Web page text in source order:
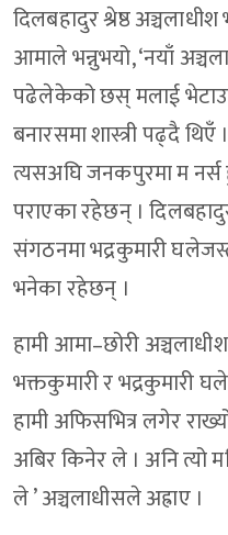
दिलबहादुर श्रेष्ठ
आमाले भन्नुभयो, ‘नयाँ
पढेलेकेको छस् मलाई
बनारसमा शास्त्री पढ्दै
त्यसअघि जनकपुरमा म
पराएका रहेछन् ।
संगठनमा भद्रकुमारी
भनेका रहेछन् ।
हामी आमा–छोरी
भक्तकुमारी र भद्रकुमारी
हामी अफिसभित्र लगेर
अबिर किनेर ले । अनि त्यो
ले ’ अञ्चलाधीसले अह्राए ।